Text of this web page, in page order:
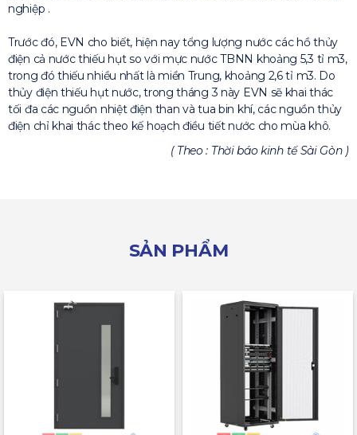
nghiệp .
Trước đó, EVN cho biết, hiện nay tổng lượng nước các hồ thủy
điện cả nước thiếu hụt so với mực nước TBNN khoảng 5,3 tỉ m3,
trong đó thiếu nhiều nhất là miền Trung, khoảng 2,6 tỉ m3. Do
thủy điện thiếu hụt nước, trong tháng 3 này EVN sẽ khai thác
tối đa các nguồn nhiệt điện than và tua bin khí, các nguồn thủy
điện chỉ khai thác theo kế hoạch điều tiết nước cho mùa khô.
( Theo : Thời báo kinh tế Sài Gòn )
SẢN PHẨM